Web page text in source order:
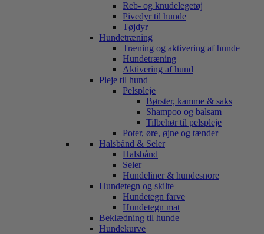
Reb- og knudelegetøj
Pivedyr til hunde
Tøjdyr
Hundetræning
Træning og aktivering af hunde
Hundetræning
Aktivering af hund
Pleje til hund
Pelspleje
Børster, kamme & saks
Shampoo og balsam
Tilbehør til pelspleje
Poter, øre, øjne og tænder
Halsbånd & Seler
Halsbånd
Seler
Hundeliner & hundesnore
Hundetegn og skilte
Hundetegn farve
Hundetegn mat
Beklædning til hunde
Hundekurve